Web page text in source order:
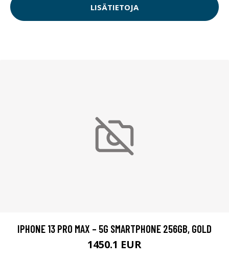
LISÄTIETOJA
IPHONE 13 PRO MAX – 5G SMARTPHONE 256GB, GOLD
1450.1 EUR